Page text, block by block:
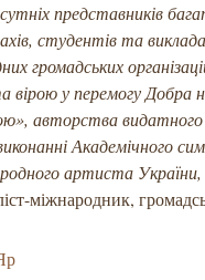
представників
студентів та
громадських
у перемогу Добра
», авторства видатного
Академічного
артиста України,
міжнародник,